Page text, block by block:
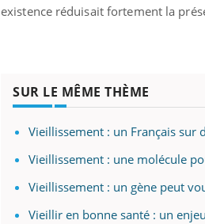
existence réduisait fortement la
SUR LE MÊME THÈME
Vieillissement : un Français sur
Vieillissement : une molécule
Vieillissement : un gène peut
Vieillir en bonne santé : un